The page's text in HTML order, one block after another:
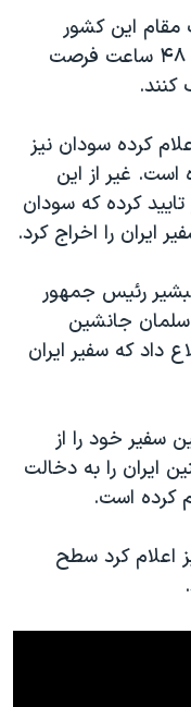
مقام این کشور
گزارش داد که به دیپلمات‌های ایرانی ۴۸ ساعت فرصت
کرده سودان نیز
است. غیر از این
تایید کرده که سودان
ایران را اخراج کرد.
رئیس جمهور
جانشین
داد که سفیر ایران
سفیر خود را از
ایران را به دخالت
کرده است.
اعلام کرد سطح